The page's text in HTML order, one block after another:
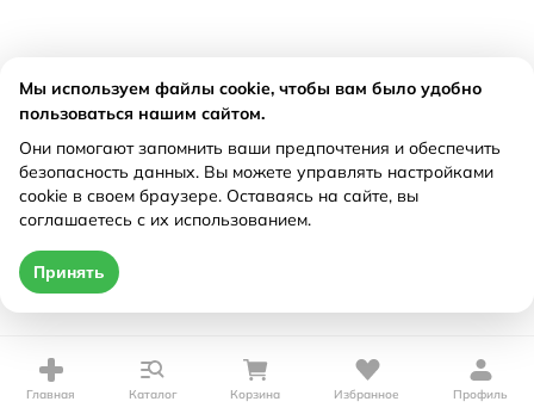
Главная Каталог Корзина Избранное Профиль
Мы используем файлы cookie, чтобы вам было удобно
пользоваться нашим сайтом.
Они помогают запомнить ваши предпочтения и обеспечить
безопасность данных. Вы можете управлять настройками
cookie в своем браузере. Оставаясь на сайте, вы
соглашаетесь с их использованием.
Принять